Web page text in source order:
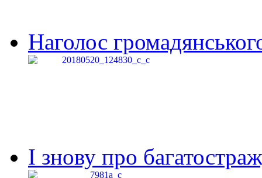
Наголос
І знову про